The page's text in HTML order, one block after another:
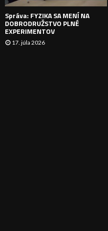
Správa: FYZIKA SA MENÍ NA
DOBRODRUŽSTVO PLNÉ
EXPERIMENTOV
17. júla 2026